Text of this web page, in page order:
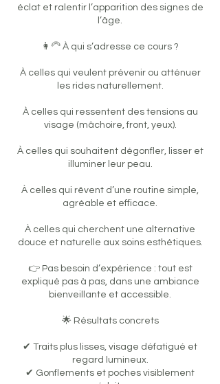
éclat et ralentir l’apparition des signes de
l’âge.
👩‍🦳 À qui s’adresse ce cours ?
À celles qui veulent prévenir ou atténuer
les rides naturellement.
À celles qui ressentent des tensions au
visage (mâchoire, front, yeux).
À celles qui souhaitent dégonfler, lisser et
illuminer leur peau.
À celles qui rêvent d’une routine simple,
agréable et efficace.
À celles qui cherchent une alternative
douce et naturelle aux soins esthétiques.
👉 Pas besoin d’expérience : tout est
expliqué pas à pas, dans une ambiance
bienveillante et accessible.
🌟 Résultats concrets
✔ Traits plus lisses, visage défatigué et
regard lumineux.
✔ Gonflements et poches visiblement